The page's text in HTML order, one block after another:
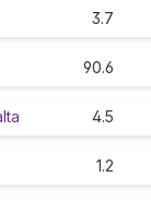
3.7
90.6
4.5
1.2